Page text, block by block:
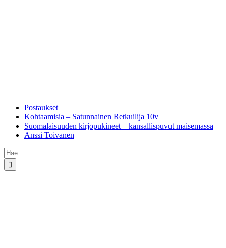
Postaukset
Kohtaamisia – Satunnainen Retkuilija 10v
Suomalaisuuden kirjopukineet – kansallispuvut maisemassa
Anssi Toivanen
Etsi
...